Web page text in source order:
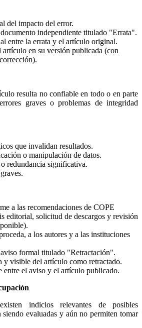
del impacto del error.
independiente titulado "Errata".
entre la errata y el artículo original.
en su versión publicada (con
resulta no confiable en todo o en parte
graves o problemas de integridad
que invalidan resultados.
o manipulación de datos.
redundancia significativa.
a las recomendaciones de COPE
editorial, solicitud de descargos y revisión
a los autores y a las instituciones
formal titulado "Retractación".
y visible del artículo como retractado.
entre el aviso y el artículo publicado.
indicios relevantes de posibles
siendo evaluadas y aún no permiten tomar